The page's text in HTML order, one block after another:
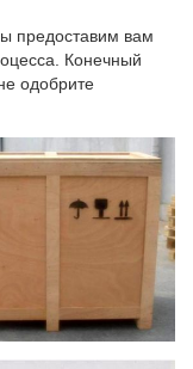
предоставим вам
Конечный
одобрите